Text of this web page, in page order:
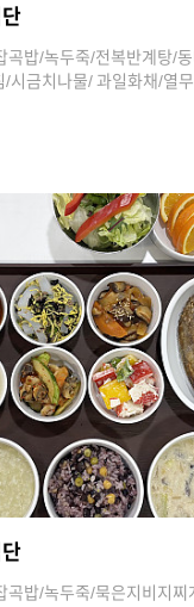
곡밥/녹두죽/전복반계탕/
/시금치나물/ 과일화채/열
곡밥/녹두죽/묵은지비지찌